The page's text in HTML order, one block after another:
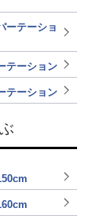
ーテーショ
テーション
テーション